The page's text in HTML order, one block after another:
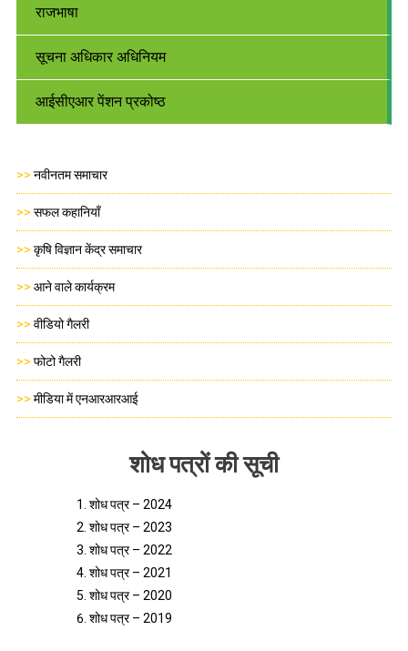
राजभाषा
सूचना अधिकार अधिनियम
आईसीएआर पेंशन प्रकोष्ठ
>> नवीनतम समाचार
>> सफल कहानियाँ
>> कृषि विज्ञान केंद्र समाचार
>> आने वाले कार्यक्रम
>> वीडियो गैलरी
>> फोटो गैलरी
>> मीडिया में एनआरआरआई
शोध पत्रों की सूची
शोध पत्र – 2024
शोध पत्र – 2023
शोध पत्र – 2022
शोध पत्र – 2021
शोध पत्र – 2020
शोध पत्र – 2019